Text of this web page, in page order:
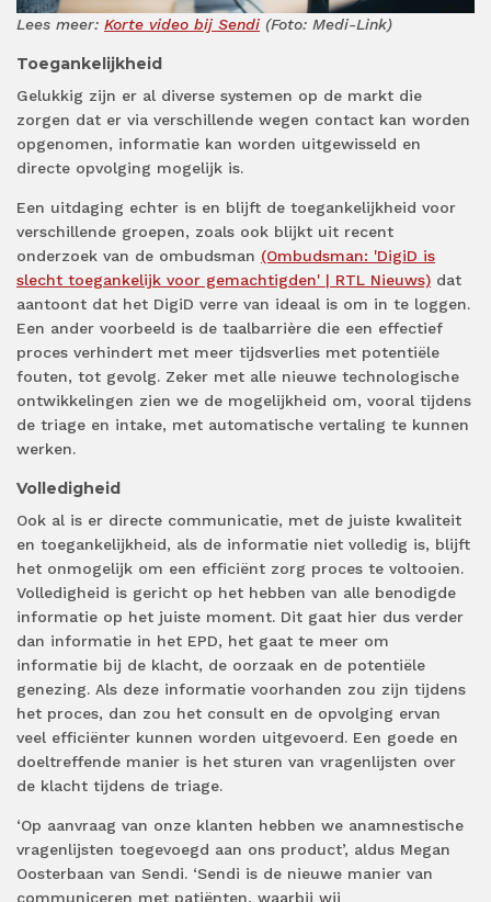
Lees meer: Korte video bij Sendi (Foto: Medi-Link)
Toegankelijkheid
Gelukkig zijn er al diverse systemen op de markt die
zorgen dat er via verschillende wegen contact kan worden
opgenomen, informatie kan worden uitgewisseld en
directe opvolging mogelijk is.
Een uitdaging echter is en blijft de toegankelijkheid voor
verschillende groepen, zoals ook blijkt uit recent
onderzoek van de ombudsman (Ombudsman: 'DigiD is
slecht toegankelijk voor gemachtigden' | RTL Nieuws) dat
aantoont dat het DigiD verre van ideaal is om in te loggen.
Een ander voorbeeld is de taalbarrière die een effectief
proces verhindert met meer tijdsverlies met potentiële
fouten, tot gevolg. Zeker met alle nieuwe technologische
ontwikkelingen zien we de mogelijkheid om, vooral tijdens
de triage en intake, met automatische vertaling te kunnen
werken.
Volledigheid
Ook al is er directe communicatie, met de juiste kwaliteit
en toegankelijkheid, als de informatie niet volledig is, blijft
het onmogelijk om een efficiënt zorg proces te voltooien.
Volledigheid is gericht op het hebben van alle benodigde
informatie op het juiste moment. Dit gaat hier dus verder
dan informatie in het EPD, het gaat te meer om
informatie bij de klacht, de oorzaak en de potentiële
genezing. Als deze informatie voorhanden zou zijn tijdens
het proces, dan zou het consult en de opvolging ervan
veel efficiënter kunnen worden uitgevoerd. Een goede en
doeltreffende manier is het sturen van vragenlijsten over
de klacht tijdens de triage.
‘Op aanvraag van onze klanten hebben we anamnestische
vragenlijsten toegevoegd aan ons product’, aldus Megan
Oosterbaan van Sendi. ‘Sendi is de nieuwe manier van
communiceren met patiënten, waarbij wij